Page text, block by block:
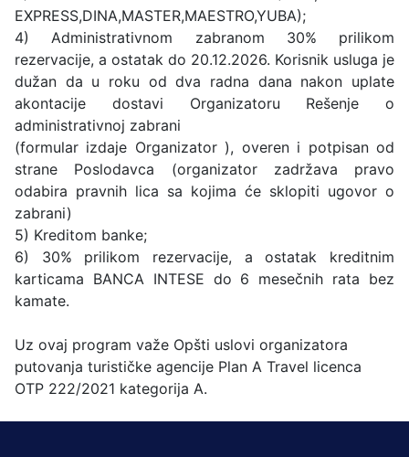
EXPRESS,DINA,MASTER,MAESTRO,YUBA);
4) Administrativnom zabranom 30% prilikom
rezervacije, a ostatak do 20.12.2026. Korisnik usluga je
dužan da u roku od dva radna dana nakon uplate
akontacije dostavi Organizatoru Rešenje o
administrativnoj zabrani
(formular izdaje Organizator ), overen i potpisan od
strane Poslodavca (organizator zadržava pravo
odabira pravnih lica sa kojima će sklopiti ugovor o
zabrani)
5) Kreditom banke;
6) 30% prilikom rezervacije, a ostatak kreditnim
karticama BANCA INTESE do 6 mesečnih rata bez
kamate.
Uz ovaj program važe Opšti uslovi organizatora
putovanja turističke agencije Plan A Travel licenca
OTP 222/2021 kategorija A.